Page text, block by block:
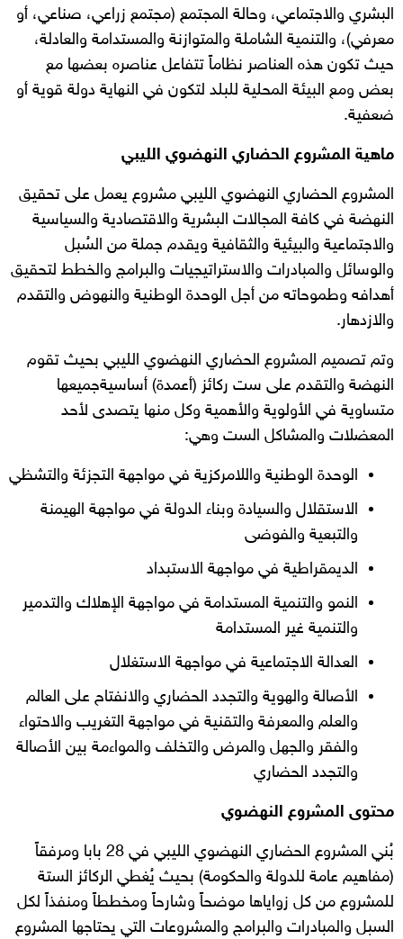
البشري والاجتماعي، وحالة المجتمع (مجتمع زراعي، صناعي، أو
معرفي)، والتنمية الشاملة والمتوازنة والمستدامة والعادلة،
حيث تكون هذه العناصر نظاماً تتفاعل عناصره بعضها مع
بعض ومع البيئة المحلية للبلد لتكون في النهاية دولة قوية أو
ضعفية.
ماهية المشروع الحضاري النهضوي الليبي
المشروع الحضاري النهضوي الليبي مشروع يعمل على تحقيق
النهضة في كافة المجالات البشرية والاقتصادية والسياسية
والاجتماعية والبيئية والثقافية ويقدم جملة من السُبل
والوسائل والمبادرات والاستراتيجيات والبرامج والخطط لتحقيق
أهدافه وطموحاته من أجل الوحدة الوطنية والنهوض والتقدم
والازدهار.
وتم تصميم المشروع الحضاري النهضوي الليبي بحيث تقوم
النهضة والتقدم على ست ركائز (أعمدة) أساسيةجميعها
متساوية في الأولوية والأهمية وكل منها يتصدى لأحد
المعضلات والمشاكل الست وهي:
الوحدة الوطنية واللامركزية في مواجهة التجزئة والتشظي
الاستقلال والسيادة وبناء الدولة في مواجهة الهيمنة
والتبعية والفوضى
الديمقراطية في مواجهة الاستبداد
النمو والتنمية المستدامة في مواجهة الإهلاك والتدمير
والتنمية غير المستدامة
العدالة الاجتماعية في مواجهة الاستغلال
الأصالة والهوية والتجدد الحضاري والانفتاح على العالم
والعلم والمعرفة والتقنية في مواجهة التغريب والاحتواء
والفقر والجهل والمرض والتخلف والمواءمة بين الأصالة
والتجدد الحضاري
محتوى المشروع النهضوي
بُني المشروع الحضاري النهضوي الليبي في 28 بابا ومرفقاً
(مفاهيم عامة للدولة والحكومة) بحيث يُغطي الركائز الستة
للمشروع من كل زواياها موضحاً وشارحاً ومخططاً ومنفذاً لكل
السبل والمبادرات والبرامج والمشروعات التي يحتاجها المشروع